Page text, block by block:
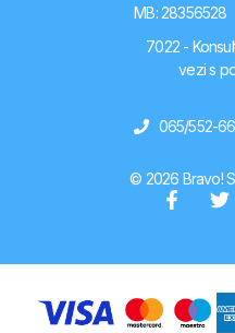
MB: 28356528
7022 -
vezi s
065/552-
© 2026 Bravo!